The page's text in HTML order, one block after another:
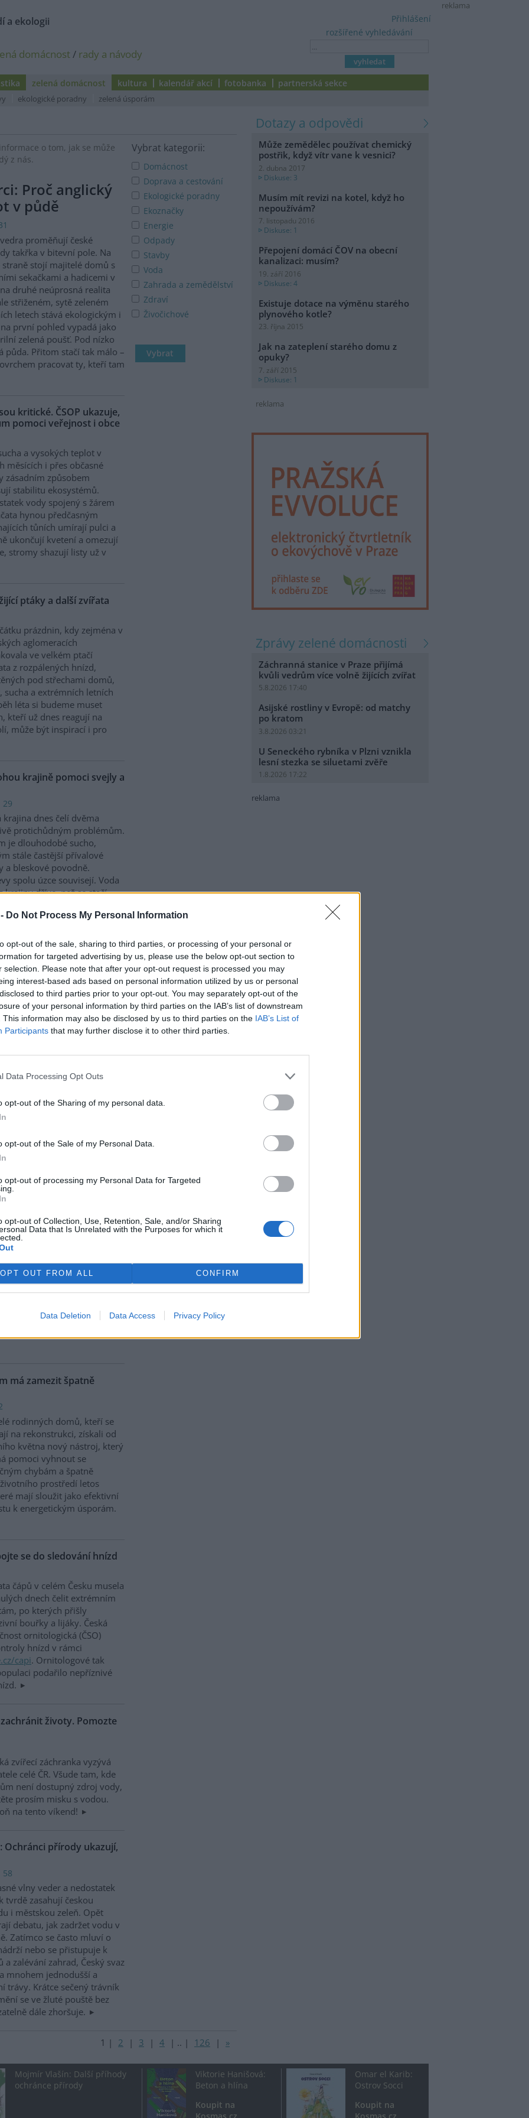
Do Not Process My Personal Information
opt-out of the sale, sharing to third parties, or processing of your personal or
for targeted advertising by us, please use the below opt-out section to
selection. Please note that after your opt-out request is processed you may
interest-based ads based on personal information utilized by us or personal
to third parties prior to your opt-out. You may separately opt-out of the
of your personal information by third parties on the IAB’s list of downstream
This information may also be disclosed by us to third parties on the IAB’s List of
Participants that may further disclose it to other third parties.
Data Processing Opt Outs
opt-out of the Sharing of my personal data.
opt-out of the Sale of my Personal Data.
opt-out of processing my Personal Data for Targeted
opt-out of Collection, Use, Retention, Sale, and/or Sharing
Data that Is Unrelated with the Purposes for which it
OPT OUT FROM ALL CONFIRM
Data Deletion Data Access Privacy Policy
reklama
a ekologii
domácnost/ rady a návody
rozšířené vyhledávání
Přihlášení
zelená domácnost kultura kalendář akcí fotobanka partnerská sekce
ekologické poradny zelená úsporám
Vybrat kategorii:
Domácnost
Doprava a cestování
Ekologické poradny
Ekoznačky
Energie
Odpady
Stavby
Voda
Zahrada a zemědělství
Zdraví
Živočichové
o tom, jak se může
z nás.
Proč anglický
v půdě
proměňují české
takřka v bitevní pole. Na
straně stojí majitelé domů s
sekačkami a hadicemi v
druhé neúprosná realita
střiženém, sytě zeleném
letech stává ekologickým i
první pohled vypadá jako
zelená poušť. Pod nízko
půda. Přitom stačí tak málo –
pracovat ty, kteří tam
kritické. ČSOP ukazuje,
pomoci veřejnost i obce
a vysokých teplot v
měsících i přes občasné
zásadním způsobem
stabilitu ekosystémů.
vody spojený s žárem
hynou předčasným
tůních umírají pulci a
ukončují kvetení a omezují
stromy shazují listy už v
ptáky a další zvířata
prázdnin, kdy zejména v
aglomeracích
ve velkém ptačí
z rozpálených hnízd,
pod střechami domů,
a extrémních letních
léta si budeme muset
kteří už dnes reagují na
může být inspirací i pro
krajině pomoci svejly a
29
krajina dnes čelí dvěma
protichůdným problémům.
je dlouhodobé sucho,
stále častější přívalové
a bleskové povodně.
spolu úzce souvisejí. Voda
krajiny dříve, než se stačí
vody. Právě proto
která vodu zpomalují,
Mezi nejúčinnější patří
často zaměňovány, jejich
to nezákonné a ublížíte
4
kmen stromu lepící páskou či
nešvar. Ovocnáři se tak
meruňky) před mravenci
záchranka i záchranné
Lepící pasti na hmyz
kruté ale i nezákonné.
na březích Lipna
1
Lipna se mohou lokálně
organismy
nárosty na kamenech,
vodních rostlinách nebo v
to nález vědců z
začátku července. V těchto
tohoto dosud málo
zájmu obyvatel a
nádrže a jejich
do mapování i širokou
prostřednictvím
má zamezit špatně
rodinných domů, kteří se
na rekonstrukci, získali od
května nový nástroj, který
pomoci vyhnout se
chybám a špatně
prostředí letos
mají sloužit jako efektivní
k energetickým úsporám.
se do sledování hnízd
čápů v celém Česku musela
dnech čelit extrémním
po kterých přišly
bouřky a lijáky. Česká
ornitologická (ČSO)
hnízd v rámci
capi. Ornitologové tak
podařilo nepříznivé
životy. Pomozte
zvířecí záchranka vyzývá
celé ČR. Všude tam, kde
není dostupný zdroj vody,
prosím misku s vodou.
na tento víkend!
Ochránci přírody ukazují,
58
vlny veder a nedostatek
tvrdě zasahují českou
i městskou zeleň. Opět
debatu, jak zadržet vodu v
Zatímco se často mluví o
nebo se přistupuje k
zalévání zahrad, Český svaz
mnohem jednodušší a
trávy. Krátce sečený trávník
se ve žluté pouště bez
dále zhoršuje.
1 | 2 | 3 | 4 | .. | 126 | »
dotazy a odpovědi
Může zemědělec používat chemický
postřik, když vítr vane k vesnici?
2. dubna 2017
Diskuse: 3
Musím mít revizi na kotel, když ho
nepoužívám?
7. listopadu 2016
Diskuse: 1
Přepojení domácí ČOV na obecní
kanalizaci: musím?
19. září 2016
Diskuse: 4
Existuje dotace na výměnu starého
plynového kotle?
23. října 2015
Jak na zateplení starého domu z
opuky?
7. září 2015
Diskuse: 1
reklama
zprávy zelené domácnosti
Záchranná stanice v Praze přijímá
kvůli vedrům více volně žijících zvířat
5.8.2026 17:40
Asijské rostliny v Evropě: od matchy
po kratom
3.8.2026 03:21
U Seneckého rybníka v Plzni vznikla
lesní stezka se siluetami zvěře
1.8.2026 17:22
reklama
Mojmír Vlašín: Další příhody
ochránce přírody
Viktorie Hanišová:
Beton a hlína
Koupit na
Omar el Karib:
Ostrov Socci
Koupit na